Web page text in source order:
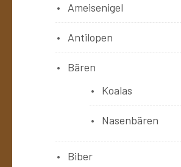
Ameisenigel
Antilopen
Bären
Koalas
Nasenbären
Biber